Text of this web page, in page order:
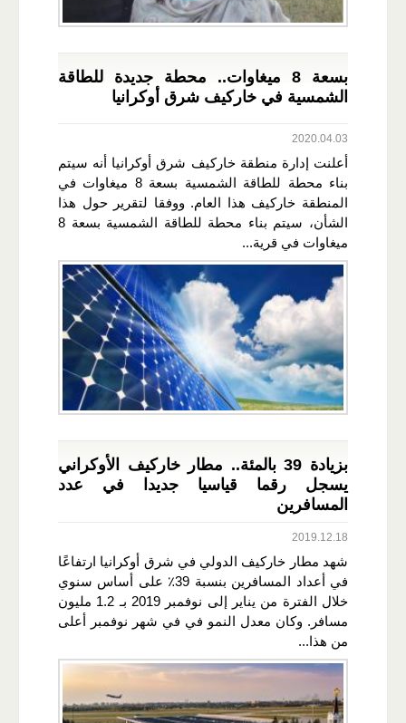
بسعة 8 ميغاوات.. محطة جديدة للطاقة
الشمسية في خاركيف شرق أوكرانيا
2020.04.03
أعلنت إدارة منطقة خاركيف شرق أوكرانيا أنه سيتم
بناء محطة للطاقة الشمسية بسعة 8 ميغاوات في
المنطقة خاركيف هذا العام. ووفقا لتقرير حول هذا
الشأن، سيتم بناء محطة للطاقة الشمسية بسعة 8
ميغاوات في قرية...
بزيادة 39 بالمئة.. مطار خاركيف الأوكراني
يسجل رقما قياسيا جديدا في عدد
المسافرين
2019.12.18
شهد مطار خاركيف الدولي في شرق أوكرانيا ارتفاعًا
في أعداد المسافرين بنسبة 39٪ على أساس سنوي
خلال الفترة من يناير إلى نوفمبر 2019 بـ 1.2 مليون
مسافر. وكان معدل النمو في في شهر نوفمبر أعلى
من هذا...